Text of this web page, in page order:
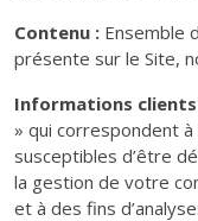
Contenu : Ensemble
présente sur le Site,
Informations
» qui correspondent
susceptibles d’être
la gestion de votre
et à des fins